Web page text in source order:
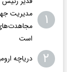
۱
مدیریت
مجاهدت‌های
است
۲ دریاچه